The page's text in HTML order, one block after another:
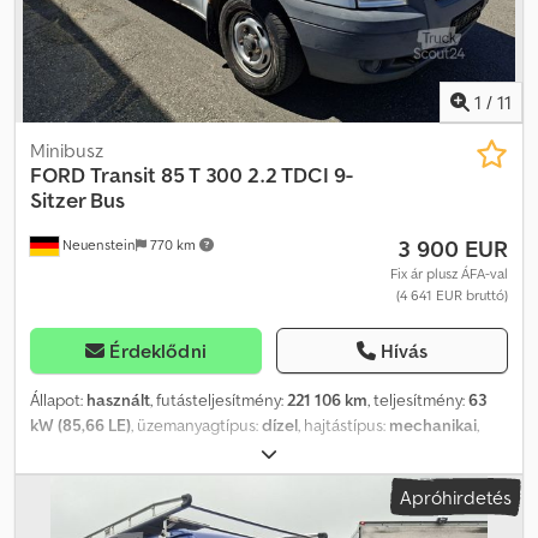
1 / 11
Neuenstein 770 km
Minibusz
FORDTransit 85 T 300 2.2 TDCI 9-
Sitzer Bus
3 900 EUR
Fix ár plusz ÁFA-val
(4 641 EUR bruttó)
Érdeklődni Hívás
Állapot: használt, futásteljesítmény:221 106 km, teljesítmény:63
kW (85,66 LE), üzemanyagtípus:dízel, hajtástípus: mechanikai,
, első forgalomba helyezés:
kibocsátási osztály:Euro 3, szín:fehér, ülések száma:9,
ABS, elektronikus stabilitásprogram (ESP), * 7368
– A jármű azonosítója telefonos megkeresésekhez * 9 személyes
Apróhirdetés